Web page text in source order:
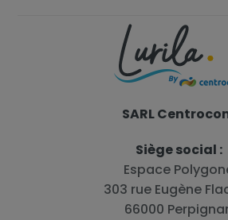
SARL
Siège social :
Espace
303 rue Eugène
66000